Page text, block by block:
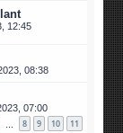
12:45
08:38
07:00
8 9 10 11